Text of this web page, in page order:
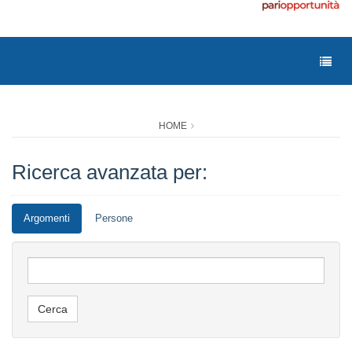
HOME
Ricerca avanzata per:
Argomenti Persone